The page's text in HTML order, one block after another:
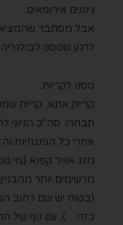
גינונים אירופאים.
אבל מסתבר
לרגע שטסנו לבולגריה
טסנו לקריות.
קריית אתא, קריית
תבחרו. סה"כ הגיוני
אחרי כל הפנטזיות
מזג אוויר קפוא (מי
(בטוח יש שם רחוב
כזה…), עם נוף של